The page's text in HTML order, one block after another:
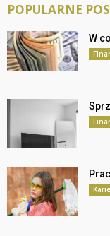
POPULARNE
W